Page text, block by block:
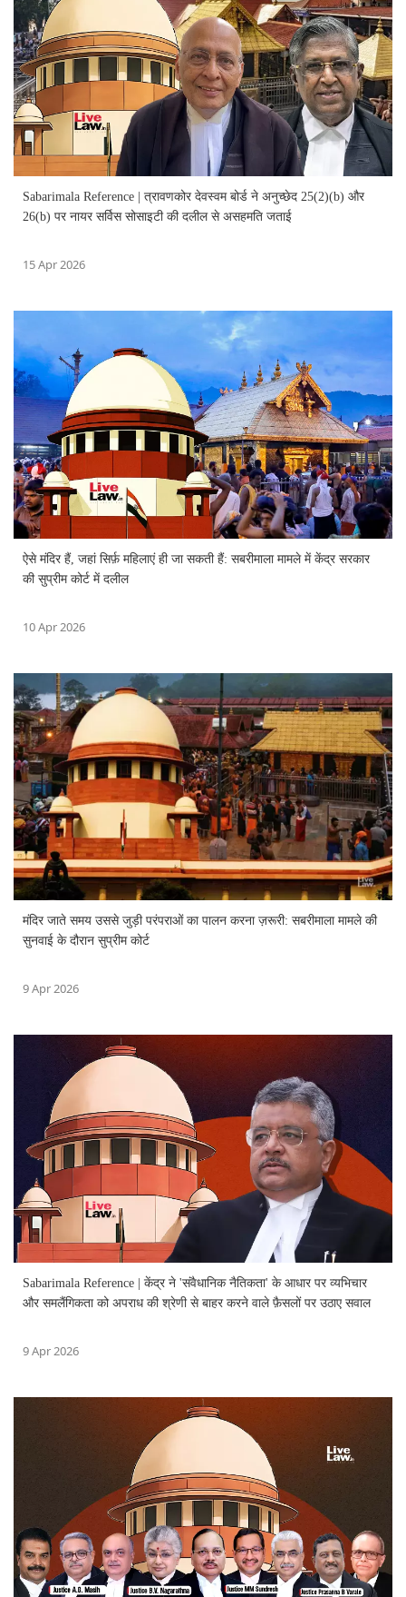
Sabarimala Reference | त्रावणकोर देवस्वम बोर्ड ने अनुच्छेद 25(2)(b) और
26(b) पर नायर सर्विस सोसाइटी की दलील से असहमति जताई
15 Apr 2026
ऐसे मंदिर हैं, जहां सिर्फ़ महिलाएं ही जा सकती हैं: सबरीमाला मामले में केंद्र सरकार
की सुप्रीम कोर्ट में दलील
10 Apr 2026
मंदिर जाते समय उससे जुड़ी परंपराओं का पालन करना ज़रूरी: सबरीमाला मामले की
सुनवाई के दौरान सुप्रीम कोर्ट
9 Apr 2026
Sabarimala Reference | केंद्र ने 'संवैधानिक नैतिकता' के आधार पर व्यभिचार
और समलैंगिकता को अपराध की श्रेणी से बाहर करने वाले फ़ैसलों पर उठाए सवाल
9 Apr 2026